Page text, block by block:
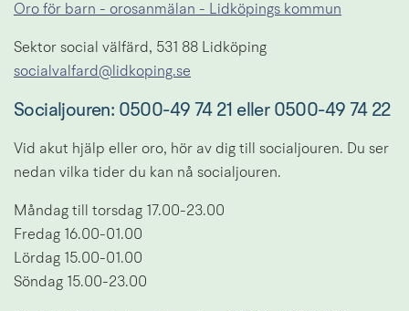
Oro för barn - orosanmälan - Lidköpings kommun
Sektor social välfärd, 531 88 Lidköping
socialvalfard@lidkoping.se
Socialjouren: 0500-49 74 21 eller 0500-49 74 22
Vid akut hjälp eller oro, hör av dig till socialjouren. Du ser
nedan vilka tider du kan nå socialjouren.
Måndag till torsdag 17.00-23.00
Fredag 16.00-01.00
Lördag 15.00-01.00
Söndag 15.00-23.00